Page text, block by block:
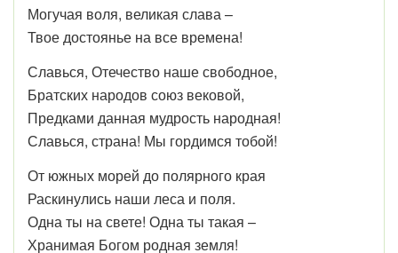
Могучая воля, великая слава –
Твое достоянье на все времена!
Славься, Отечество наше свободное,
Братских народов союз вековой,
Предками данная мудрость народная!
Славься, страна! Мы гордимся тобой!
От южных морей до полярного края
Раскинулись наши леса и поля.
Одна ты на свете! Одна ты такая –
Хранимая Богом родная земля!